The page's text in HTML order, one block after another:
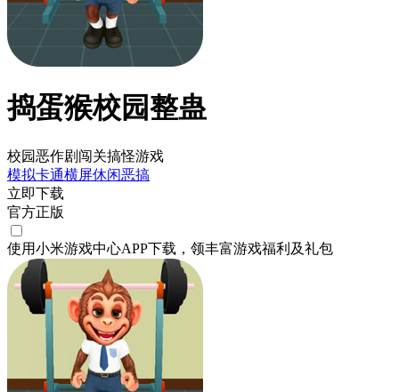
捣蛋猴校园整蛊
校园恶作剧闯关搞怪游戏
模拟卡通横屏休闲恶搞
立即下载
官方正版
使用小米游戏中心APP下载 ，领丰富游戏福利 及礼包